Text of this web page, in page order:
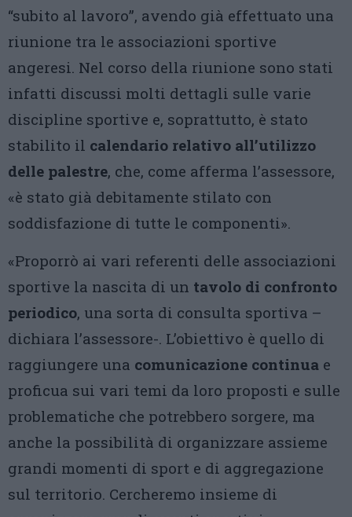
“subito al lavoro”, avendo già effettuato una
riunione tra le associazioni sportive
angeresi. Nel corso della riunione sono stati
infatti discussi molti dettagli sulle varie
discipline sportive e, soprattutto, è stato
stabilito il calendario relativo all’utilizzo
delle palestre, che, come afferma l’assessore,
«è stato già debitamente stilato con
soddisfazione di tutte le componenti».
«Proporrò ai vari referenti delle associazioni
sportive la nascita di un tavolo di confronto
periodico, una sorta di consulta sportiva –
dichiara l’assessore-. L’obiettivo è quello di
raggiungere una comunicazione continua e
proficua sui vari temi da loro proposti e sulle
problematiche che potrebbero sorgere, ma
anche la possibilità di organizzare assieme
grandi momenti di sport e di aggregazione
sul territorio. Cercheremo insieme di